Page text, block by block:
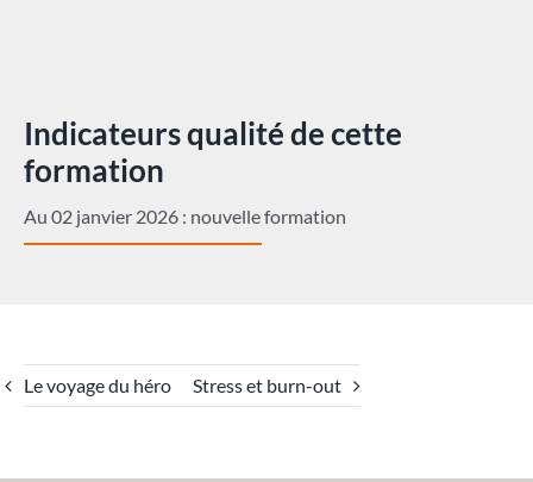
Indicateurs qualité de cette
formation
Au 02 janvier 2026 : nouvelle formation
Le voyage du héro Stress et burn-out